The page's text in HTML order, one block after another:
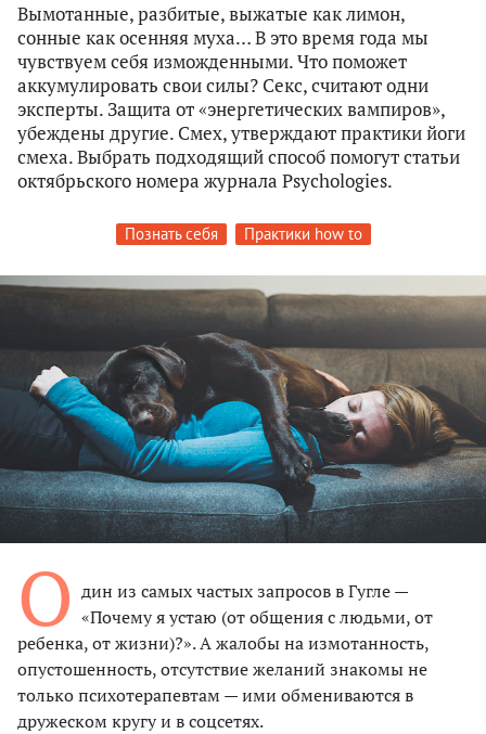
Вымотанные, разбитые, выжатые как лимон,
сонные как осенняя муха… В это время года мы
чувствуем себя изможденными. Что поможет
аккумулировать свои силы? Секс, считают одни
эксперты. Защита от «энергетических вампиров»,
убеждены другие. Смех, утверждают практики йоги
смеха. Выбрать подходящий способ помогут статьи
октябрьского номера журнала Psychologies.
Познать себя Практики how to
О дин из самых частых запросов в Гугле —
«Почему я устаю (от общения с людьми, от
ребенка, от жизни)?». А жалобы на измотанность,
опустошенность, отсутствие желаний знакомы не
только психотерапевтам — ими обмениваются в
дружеском кругу и в соцсетях.